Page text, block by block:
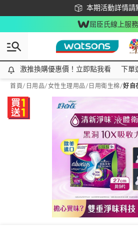
本期活動詳情請
下載app最高回饋
屈臣氏線上服務
激推換購優惠價！立即點我看
激推換購優惠價！立即點我看 下單
首頁/ 日用品/女性生理用品/ 日用衛生棉/好自